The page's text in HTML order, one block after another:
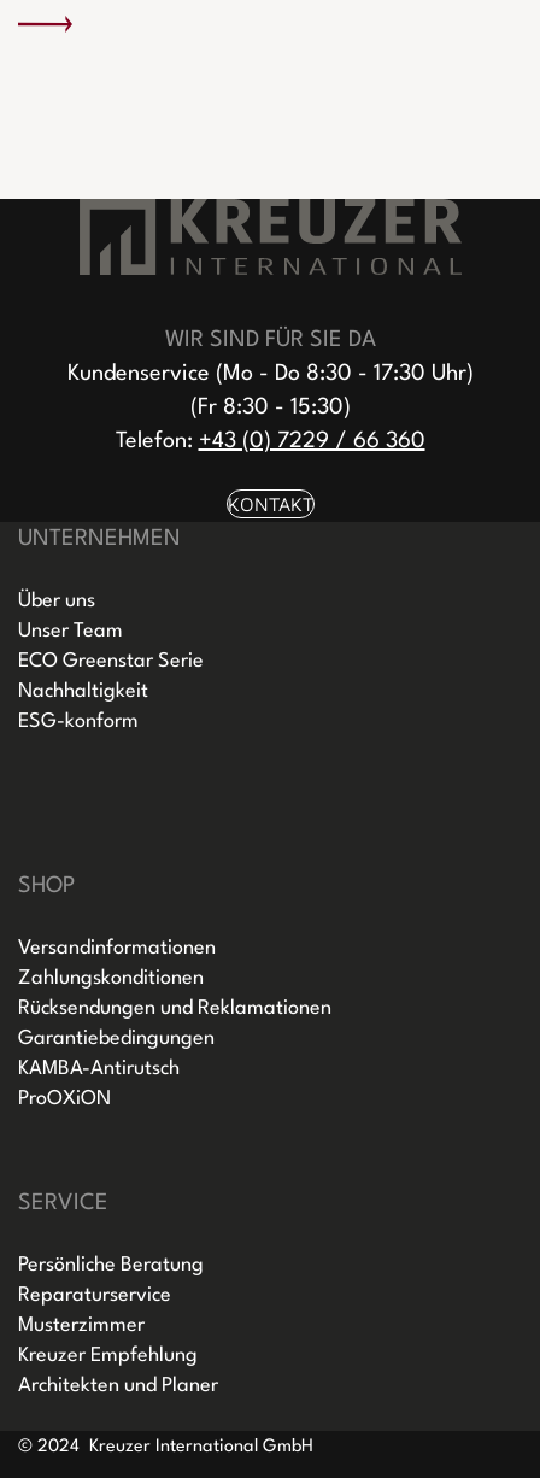
WIR SIND FÜR SIE DA
Kundenservice (Mo - Do 8:30 - 17:30 Uhr)
(Fr 8:30 - 15:30)
Telefon: +43 (0) 7229 / 66 360
KONTAKT
UNTERNEHMEN
Über uns
Unser Team
ECO Greenstar Serie
Nachhaltigkeit
ESG-konform
SHOP
Versandinformationen
Zahlungskonditionen
Rücksendungen und Reklamationen
Garantiebedingungen
KAMBA-Antirutsch
ProOXiON
SERVICE
Persönliche Beratung
Reparaturservice
Musterzimmer
Kreuzer Empfehlung
Architekten und Planer
© 2024 Kreuzer International GmbH